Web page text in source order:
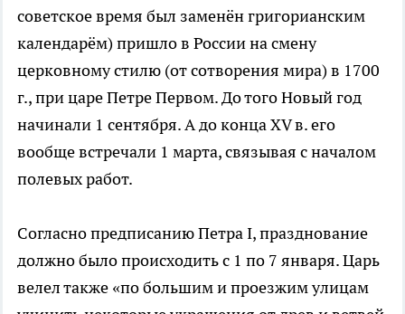
советское время был заменён григорианским
календарём) пришло в России на смену
церковному стилю (от сотворения мира) в 1700
г., при царе Петре Первом. До того Новый год
начинали 1 сентября. А до конца XV в. его
вообще встречали 1 марта, связывая с началом
полевых работ.
Согласно предписанию Петра I, празднование
должно было происходить с 1 по 7 января. Царь
велел также «по большим и проезжим улицам